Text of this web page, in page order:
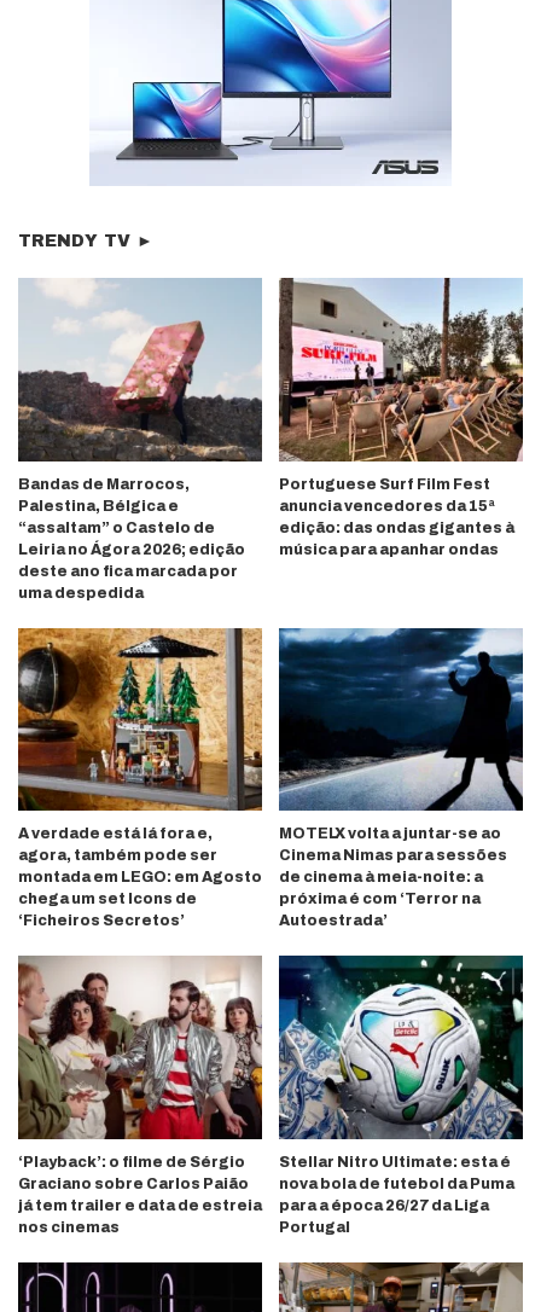
TRENDY TV ►
Bandas de Marrocos,
Palestina, Bélgica e
“assaltam” o Castelo de
Leiria no Ágora 2026; edição
deste ano fica marcada por
uma despedida
Portuguese Surf Film Fest
anuncia vencedores da 15ª
edição: das ondas gigantes à
música para apanhar ondas
A verdade está lá fora e,
agora, também pode ser
montada em LEGO: em Agosto
chega um set Icons de
‘Ficheiros Secretos’
MOTELX volta a juntar-se ao
Cinema Nimas para sessões
de cinema à meia-noite: a
próxima é com ‘Terror na
Autoestrada’
‘Playback’: o filme de Sérgio
Graciano sobre Carlos Paião
já tem trailer e data de estreia
nos cinemas
Stellar Nitro Ultimate: esta é
nova bola de futebol da Puma
para a época 26/27 da Liga
Portugal